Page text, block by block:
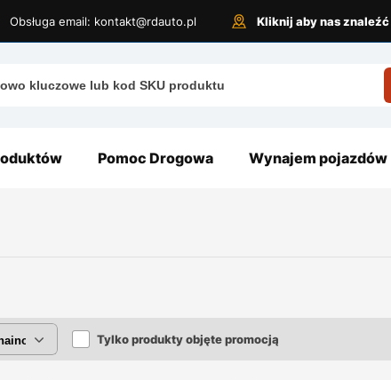
Obsługa email: kontakt@rdauto.pl Kliknij aby nas znaleźć
Pomoc Drogowa Wynajem pojazdów
Tylko produkty objęte promocją